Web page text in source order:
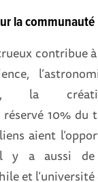
la communauté
contribue
la
réservé 10%
aient
y a aussi de
et